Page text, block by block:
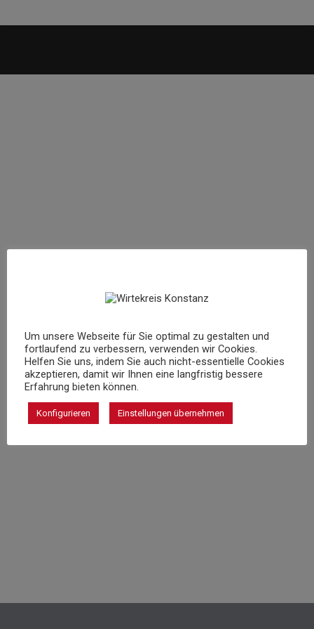
Um unsere Webseite für Sie optimal zu gestalten und
fortlaufend zu verbessern, verwenden wir Cookies.
Helfen Sie uns, indem Sie auch nicht-essentielle Cookies
akzeptieren, damit wir Ihnen eine langfristig bessere
Erfahrung bieten können.
Konfigurieren Einstellungen übernehmen